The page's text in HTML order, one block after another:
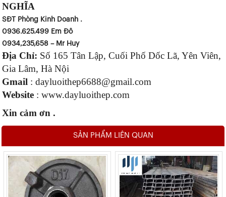
NGHĨA
SĐT Phòng Kinh Doanh .
0936.625.499 Em Đô
0934,235,658 – Mr Huy
Địa Chỉ: Số 165 Tân Lập, Cuối Phố Dốc Lã, Yên Viên,
Gia Lâm, Hà Nội
Gmail : dayluoithep6688@gmail.com
Website : www.dayluoithep.com
Xin cảm ơn .
SẢN PHẨM LIÊN QUAN